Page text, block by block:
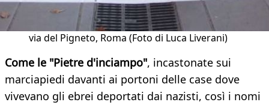
via del Pigneto, Roma (Foto di Luca Liverani)
Come le "Pietre d'inciampo", incastonate sui
marciapiedi davanti ai portoni delle case dove
vivevano gli ebrei deportati dai nazisti, così i nomi